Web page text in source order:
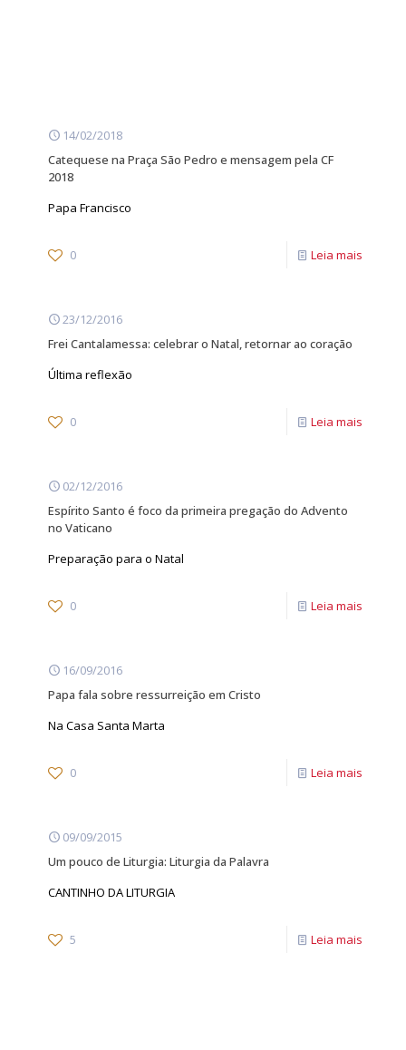
14/02/2018
Catequese na Praça São Pedro e mensagem pela CF
2018
Papa Francisco
0 Leia mais
23/12/2016
Frei Cantalamessa: celebrar o Natal, retornar ao coração
Última reflexão
0 Leia mais
02/12/2016
Espírito Santo é foco da primeira pregação do Advento
no Vaticano
Preparação para o Natal
0 Leia mais
16/09/2016
Papa fala sobre ressurreição em Cristo
Na Casa Santa Marta
0 Leia mais
09/09/2015
Um pouco de Liturgia: Liturgia da Palavra
CANTINHO DA LITURGIA
5 Leia mais